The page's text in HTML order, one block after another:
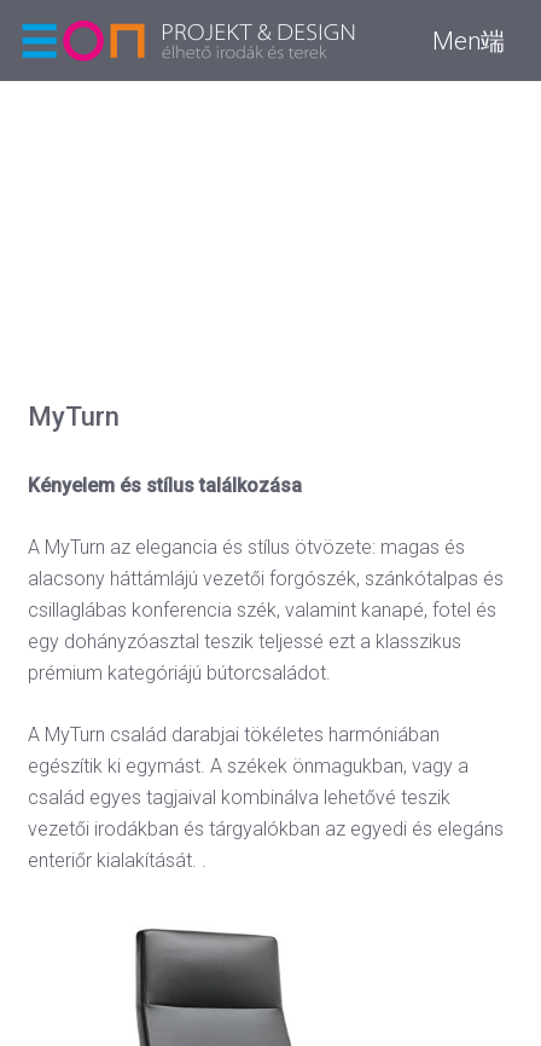
Men端
MyTurn
Kényelem és stílus találkozása
A MyTurn az elegancia és stílus ötvözete: magas és
alacsony háttámlájú vezetői forgószék, szánkótalpas és
csillaglábas konferencia szék, valamint kanapé, fotel és
egy dohányzóasztal teszik teljessé ezt a klasszikus
prémium kategóriájú bútorcsaládot.
A MyTurn család darabjai tökéletes harmóniában
egészítik ki egymást. A székek önmagukban, vagy a
család egyes tagjaival kombinálva lehetővé teszik
vezetői irodákban és tárgyalókban az egyedi és elegáns
enteriőr kialakítását. .